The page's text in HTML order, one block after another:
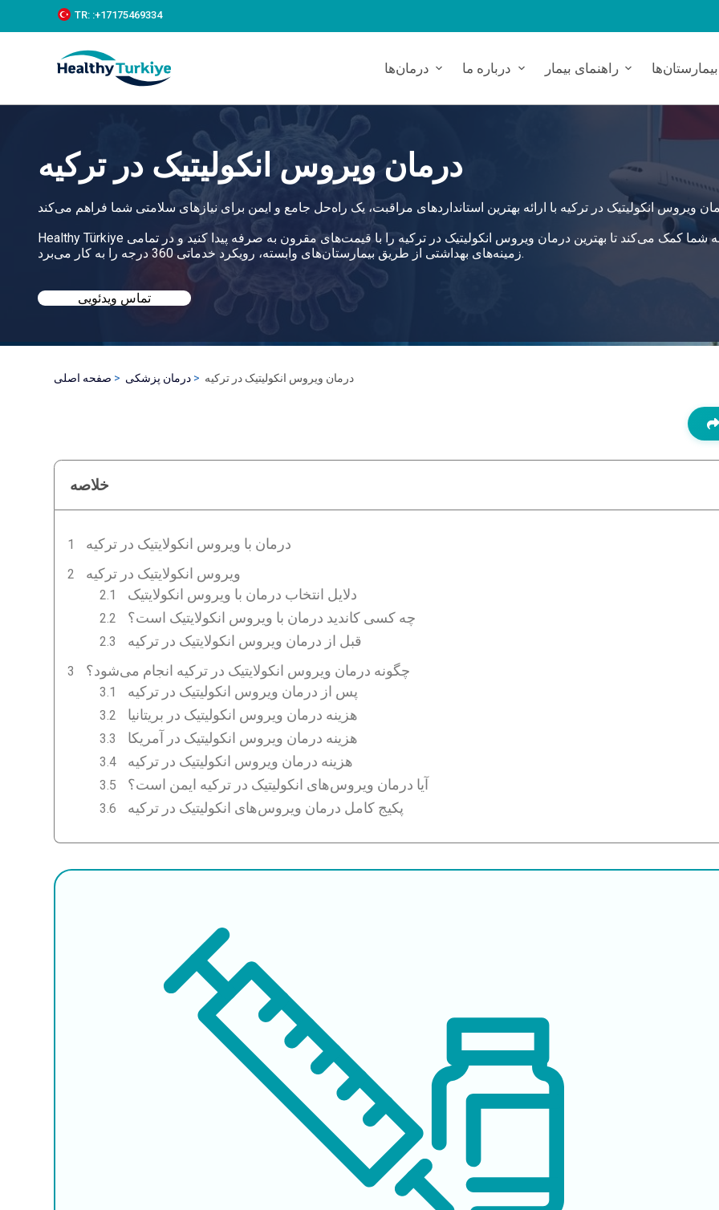
k
c
TR: :+‪17175469334‬
درمان‌ها درباره ما راهنمای بیمار بیمارستان‌ها
درمان ویروس انکولیتیک در ترکیه
Healthy Türkiye به شما کمک می‌کند تا بهترین درمان ویروس انکولیتیک در ترکیه را با قیمت‌های مقرون به صرفه پیدا کنید و در تمامی
زمینه‌های بهداشتی از طریق بیمارستان‌های وابسته، رویکرد خدماتی 360 درجه را به کار می‌برد.
تماس ویدئویی
صفحه اصلی درمان پزشکی درمان ویروس انکولیتیک در ترکیه
خلاصه
درمان با ویروس انکولایتیک در ترکیه
ویروس انکولایتیک در ترکیه
دلایل انتخاب درمان با ویروس انکولایتیک
چه کسی کاندید درمان با ویروس انکولایتیک است؟
قبل از درمان ویروس انکولایتیک در ترکیه
چگونه درمان ویروس انکولایتیک در ترکیه انجام می‌شود؟
پس از درمان ویروس انکوليتيک در ترکیه
هزینه درمان ویروس انکولیتیک در بریتانیا
هزینه درمان ویروس انکولیتیک در آمریکا
هزینه درمان ویروس انکولیتیک در ترکیه
آیا درمان ویروس‌های انکولیتیک در ترکیه ایمن است؟
پکیج کامل درمان ویروس‌های انکولیتیک در ترکیه